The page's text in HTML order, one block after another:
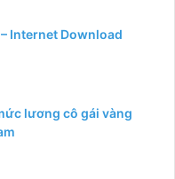
Internet Download
lương cô gái vàng